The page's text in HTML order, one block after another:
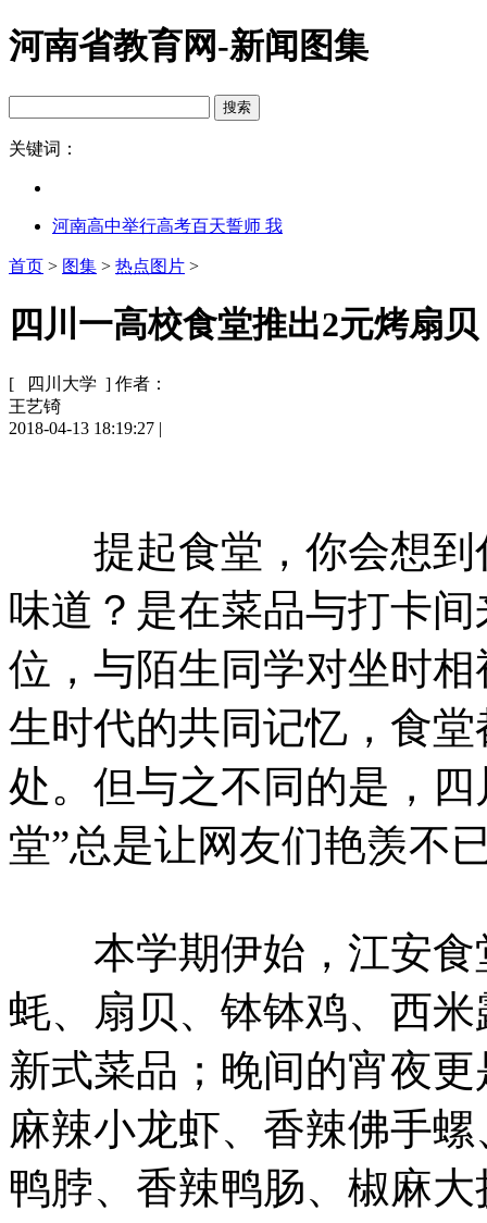
河南省教育网-新闻图集
关键词：
河南高中举行高考百天誓师 我
首页 > 图集 > 热点图片 >
四川一高校食堂推出2元烤扇
[ 四川大学 ] 作者：
王艺锜
2018-04-13 18:19:27 |
提起食堂，你会想到
味道？是在菜品与打卡
位，与陌生同学对坐时
生时代的共同记忆，食
处。但与之不同的是，
堂”总是让网友们艳羡不
本学期伊始，江安食
蚝、扇贝、钵钵鸡、西
新式菜品；晚间的宵夜
麻辣小龙虾、香辣佛手
鸭脖、香辣鸭肠、椒麻